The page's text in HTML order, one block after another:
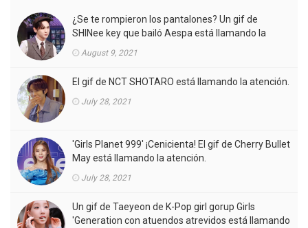
¿Se te rompieron los pantalones? Un gif de
SHINee key que bailó Aespa está llamando la
atención.
August 9, 2021
El gif de NCT SHOTARO está llamando la atención.
July 28, 2021
'Girls Planet 999' ¡Cenicienta! El gif de Cherry Bullet
May está llamando la atención.
July 28, 2021
Un gif de Taeyeon de K-Pop girl gorup Girls
'Generation con atuendos atrevidos está llamando